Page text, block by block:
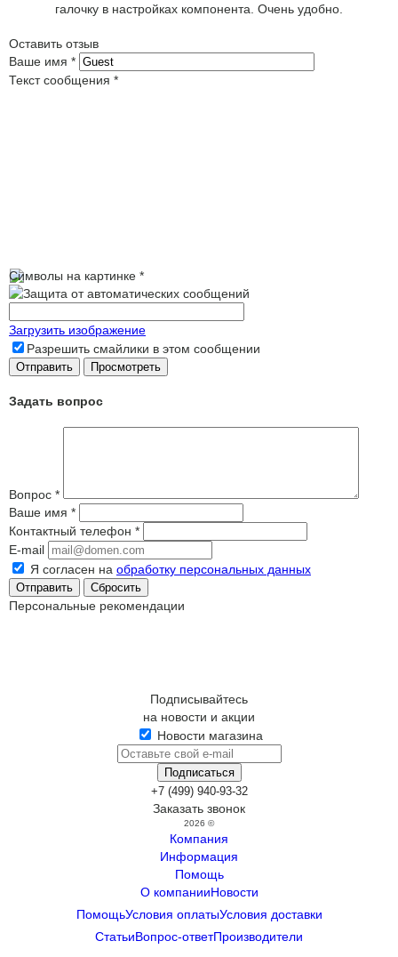
галочку в настройках компонента. Очень удобно.
Оставить отзыв
Ваше имя *
Текст сообщения *
Символы на картинке *
Загрузить изображение
Разрешить смайлики в этом сообщении
Задать вопрос
Вопрос *
Ваше имя *
Контактный телефон *
E-mail
Я согласен на обработку персональных данных
Сбросить
Персональные рекомендации
Подписывайтесь
на новости и акции
Новости магазина
+7 (499) 940-93-32
Заказать звонок
2026 ©
Компания
Информация
Помощь
О компанииНовости
ПомощьУсловия оплатыУсловия доставки
СтатьиВопрос-ответПроизводители